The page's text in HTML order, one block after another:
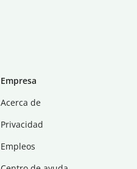
Empresa
Acerca de
Privacidad
Empleos